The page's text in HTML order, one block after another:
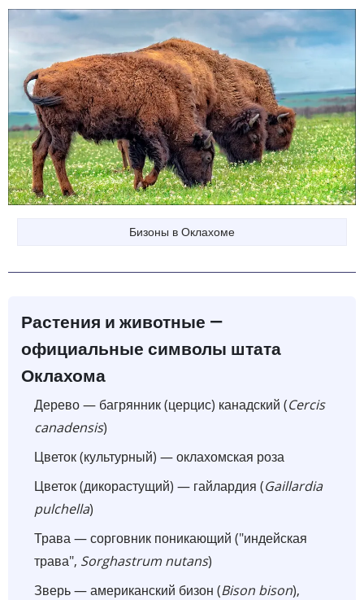
Бизоны в Оклахоме
Растения и животные —
официальные символы штата
Оклахома
Дерево — багрянник (церцис) канадский (Cercis
canadensis)
Цветок (культурный) — оклахомская роза
Цветок (дикорастущий) — гайлардия (Gaillardia
pulchella)
Трава — сорговник поникающий ("индейская
трава", Sorghastrum nutans)
Зверь — американский бизон (Bison bison),